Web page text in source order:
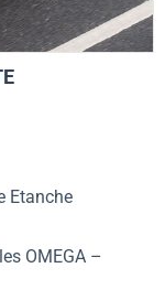
Etanche
OMEGA –